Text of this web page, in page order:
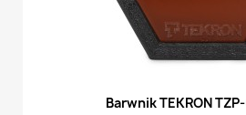
Barwnik TEKRON